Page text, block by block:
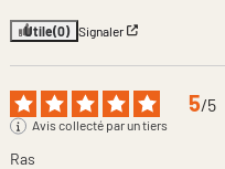
Utile(0) Signaler
5/5
Avis collecté par un tiers
Ras